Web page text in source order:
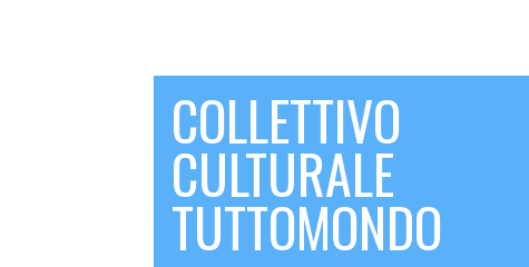
COLLETTIVO
CULTURALE
TUTTOMONDO